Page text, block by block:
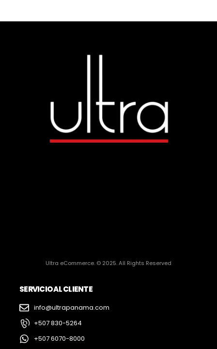
Ultra eCommerce. © 2025. All Rights Reserved
SERVICIO AL CLIENTE
info@ultrapanama.com
+507 830-5264
+507 6070-8000